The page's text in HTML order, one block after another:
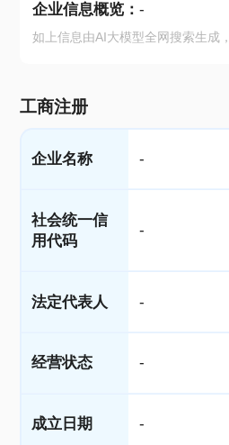
企业信息概览： -
如上信息由AI大模型全网搜索生成
工商注册
企业名称 -
社会统一信
用代码
-
法定代表人 -
经营状态 -
成立日期 -